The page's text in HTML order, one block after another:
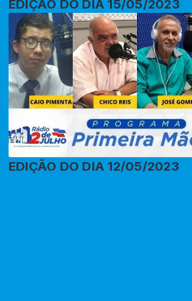
EDIÇÃO DO DIA 15/05/2023
EDIÇÃO DO DIA 12/05/2023